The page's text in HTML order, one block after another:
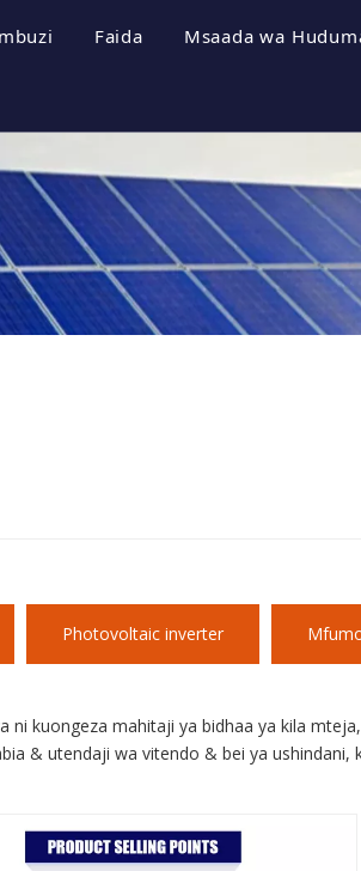
Faida Msaada wa
Maswali
Video
Photovoltaic inverter
kuongeza mahitaji ya bidhaa ya kila
& utendaji wa vitendo & bei ya